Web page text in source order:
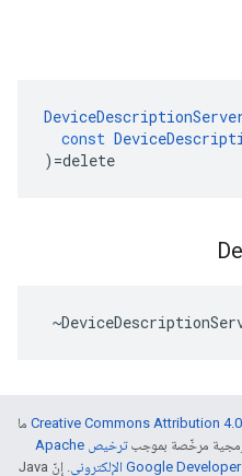
const
) =delete
ما
مرخّصة بموجب
ترخيص Apache
. إنّ Java